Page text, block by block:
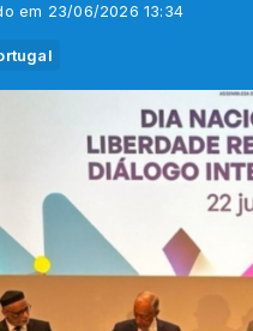
em 23/06/2026 13:34